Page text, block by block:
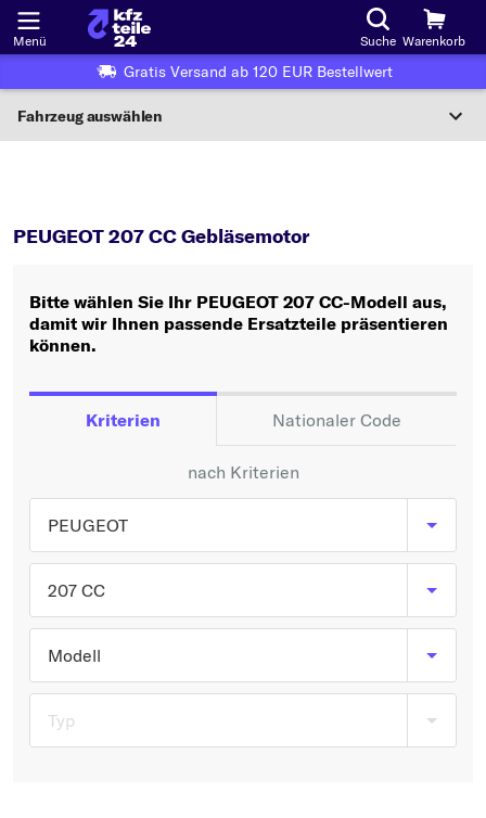
Menü Suche Warenkorb
Gratis Versand ab 120 EUR Bestellwert
Fahrzeug auswählen
Wo finde ich die?
Oder
Oder Fahrzeugauswahl nach Kriterien:
Hersteller wählen
Typ wählen
PEUGEOT 207 CC Gebläsemotor
Bitte wählen Sie Ihr PEUGEOT 207 CC-Modell aus,
damit wir Ihnen passende Ersatzteile präsentieren
können.
Kriterien Nationaler Code
nach Kriterien
PEUGEOT
207 CC
Modell
Typ